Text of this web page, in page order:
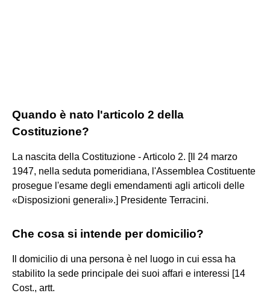
Quando è nato l'articolo 2 della
Costituzione?
La nascita della Costituzione - Articolo 2. [Il 24 marzo
1947, nella seduta pomeridiana, l'Assemblea Costituente
prosegue l'esame degli emendamenti agli articoli delle
«Disposizioni generali».] Presidente Terracini.
Che cosa si intende per domicilio?
Il domicilio di una persona è nel luogo in cui essa ha
stabilito la sede principale dei suoi affari e interessi [14
Cost., artt.